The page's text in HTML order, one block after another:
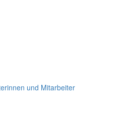
und Mitarbeiter